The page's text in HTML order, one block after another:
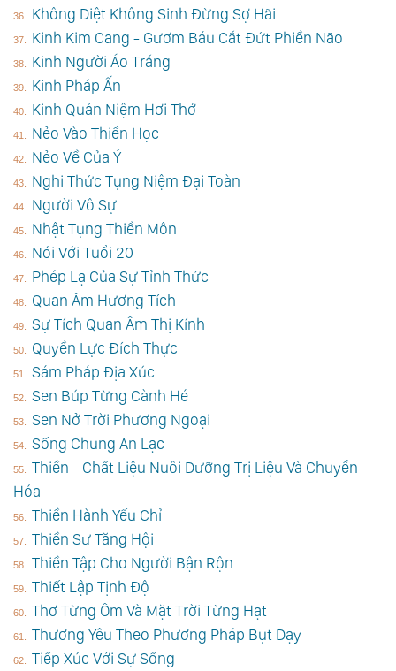
Không Diệt Không Sinh Đừng Sợ Hãi
Kinh Kim Cang - Gươm Báu Cắt Đứt Phiền Não
Kinh Người Áo Trắng
Kinh Pháp Ấn
Kinh Quán Niệm Hơi Thở
Nẻo Vào Thiền Học
Nẻo Về Của Ý
Nghi Thức Tụng Niệm Đại Toàn
Người Vô Sự
Nhật Tụng Thiền Môn
Nói Với Tuổi 20
Phép Lạ Của Sự Tỉnh Thức
Quan Âm Hương Tích
Sự Tích Quan Âm Thị Kính
Quyền Lực Đích Thực
Sám Pháp Địa Xúc
Sen Búp Từng Cành Hé
Sen Nở Trời Phương Ngoại
Sống Chung An Lạc
Thiền - Chất Liệu Nuôi Dưỡng Trị Liệu Và Chuyển
Hóa
Thiền Hành Yếu Chỉ
Thiền Sư Tăng Hội
Thiền Tập Cho Người Bận Rộn
Thiết Lập Tịnh Độ
Thơ Từng Ôm Và Mặt Trời Từng Hạt
Thương Yêu Theo Phương Pháp Bụt Dạy
Tiếp Xúc Với Sự Sống